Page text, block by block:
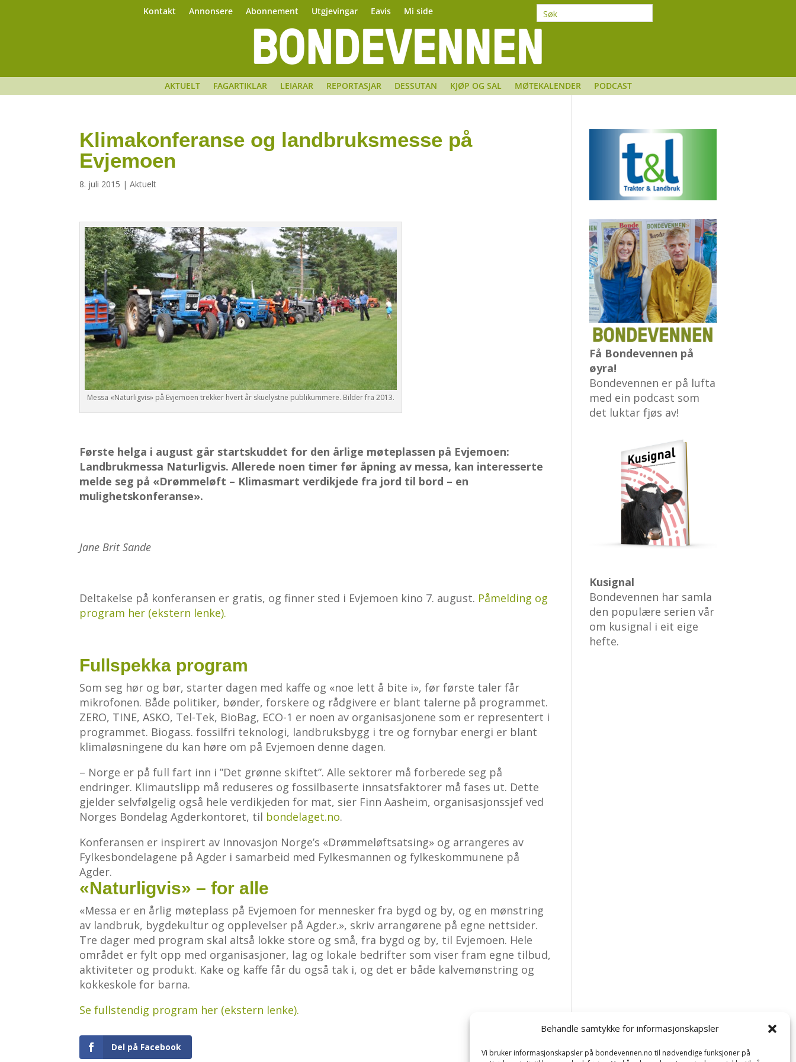
Behandle samtykke for informasjonskapsler
Vi bruker informasjonskapsler på bondevennen.no til nødvendige funksjoner på
Kontakt Annonsere Abonnement Utgjevingar Eavis Mi side
AKTUELT FAGARTIKLAR LEIARAR REPORTASJAR DESSUTAN KJØP OG SAL MØTEKALENDER PODCAST
Klimakonferanse og landbruksmesse på
Evjemoen
8. juli 2015 |Aktuelt
Messa «Naturligvis» på Evjemoen trekker hvert år skuelystne publikummere. Bilder fra 2013.
Første helga i august går startskuddet for den årlige møteplassen på Evjemoen:
Landbrukmessa Naturligvis. Allerede noen timer før åpning av messa, kan interesserte
melde seg på «Drømmeløft – Klimasmart verdikjede fra jord til bord – en
mulighetskonferanse».
Jane Brit Sande
Deltakelse på konferansen er gratis, og finner sted i Evjemoen kino 7. august. Påmelding og
program her (ekstern lenke).
Fullspekka program
Som seg hør og bør, starter dagen med kaffe og «noe lett å bite i», før første taler får
mikrofonen. Både politiker, bønder, forskere og rådgivere er blant talerne på programmet.
ZERO, TINE, ASKO, Tel-Tek, BioBag, ECO-1 er noen av organisasjonene som er representert i
programmet. Biogass. fossilfri teknologi, landbruksbygg i tre og fornybar energi er blant
klimaløsningene du kan høre om på Evjemoen denne dagen.
– Norge er på full fart inn i ”Det grønne skiftet”. Alle sektorer må forberede seg på
endringer. Klimautslipp må reduseres og fossilbaserte innsatsfaktorer må fases ut. Dette
gjelder selvfølgelig også hele verdikjeden for mat, sier Finn Aasheim, organisasjonssjef ved
Norges Bondelag Agderkontoret, til bondelaget.no.
Konferansen er inspirert av Innovasjon Norge’s «Drømmeløftsatsing» og arrangeres av
Fylkesbondelagene på Agder i samarbeid med Fylkesmannen og fylkeskommunene på
Agder.
«Naturligvis» – for alle
«Messa er en årlig møteplass på Evjemoen for mennesker fra bygd og by, og en mønstring
av landbruk, bygdekultur og opplevelser på Agder.», skriv arrangørene på egne nettsider.
Tre dager med program skal altså lokke store og små, fra bygd og by, til Evjemoen. Hele
området er fylt opp med organisasjoner, lag og lokale bedrifter som viser fram egne tilbud,
aktiviteter og produkt. Kake og kaffe får du også tak i, og det er både kalvemønstring og
kokkeskole for barna.
Se fullstendig program her (ekstern lenke).
Del på Facebook
Få Bondevennen på
øyra!
Bondevennen er på lufta
med ein podcast som
det luktar fjøs av!
Kusignal
Bondevennen har samla
den populære serien vår
om kusignal i eit eige
hefte.